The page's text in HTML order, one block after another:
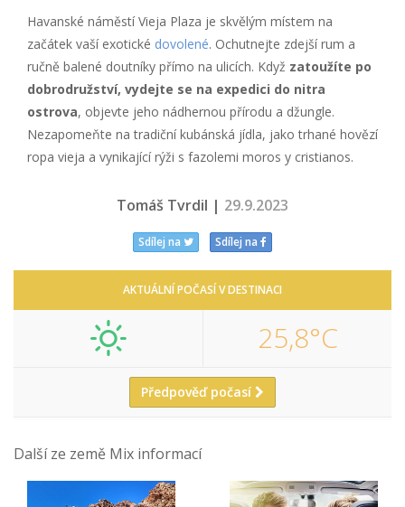
Havanské náměstí Vieja Plaza je skvělým místem na
začátek vaší exotické dovolené. Ochutnejte zdejší rum a
ručně balené doutníky přímo na ulicích. Když zatoužíte po
dobrodružství, vydejte se na expedici do nitra
ostrova, objevte jeho nádhernou přírodu a džungle.
Nezapomeňte na tradiční kubánská jídla, jako trhané hovězí
ropa vieja a vynikající rýži s fazolemi moros y cristianos.
Tomáš Tvrdil | 29.9.2023
Sdílej na Sdílej na
AKTUÁLNÍ POČASÍ V DESTINACI
25,8°C
Předpověď počasí
Další ze země Mix informací